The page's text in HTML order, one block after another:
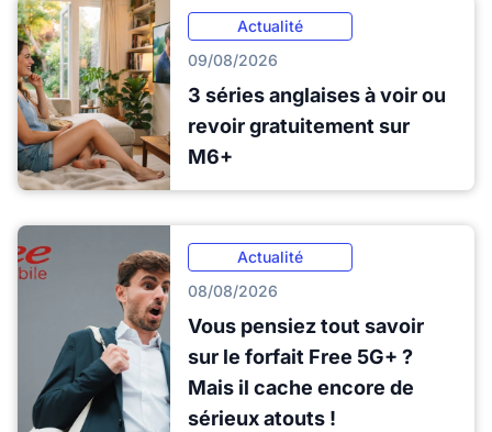
Actualité
09/08/2026
3 séries anglaises à voir ou
revoir gratuitement sur
M6+
Actualité
08/08/2026
Vous pensiez tout savoir
sur le forfait Free 5G+ ?
Mais il cache encore de
sérieux atouts !